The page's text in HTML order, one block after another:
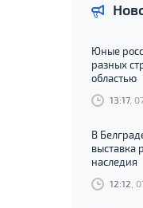
Юные
разных
областью
13:17,
В
выставка
наследия
12:12 ,